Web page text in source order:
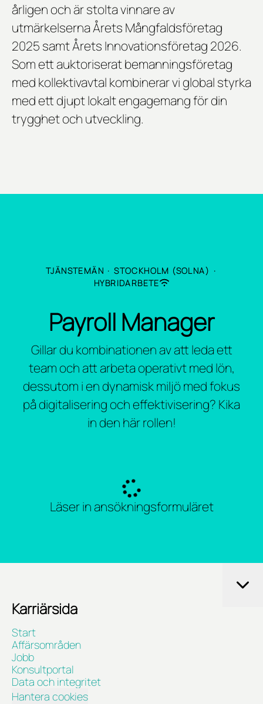
årligen och är stolta vinnare av
utmärkelsernaÅrets Mångfaldsföretag
2025 samtÅrets Innovationsföretag 2026.
Som ett auktoriserat bemanningsföretag
med kollektivavtal kombinerar vi global styrka
med ett djupt lokalt engagemang för din
trygghet och utveckling.
TJÄNSTEMÄN · STOCKHOLM (SOLNA) ·
HYBRIDARBETE
Payroll Manager
Gillar du kombinationen av att leda ett
team och att arbeta operativt med lön,
dessutom i en dynamisk miljö med fokus
på digitalisering och effektivisering? Kika
in den här rollen!
Läser in ansökningsformuläret
Karriärsida
Start
Affärsområden
Jobb
Konsultportal
Data och integritet
Hantera cookies